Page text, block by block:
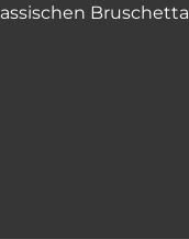
Bruschetta